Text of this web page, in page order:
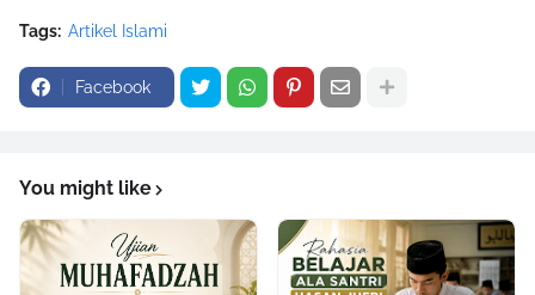
Tags: Artikel Islami
Facebook
You might like